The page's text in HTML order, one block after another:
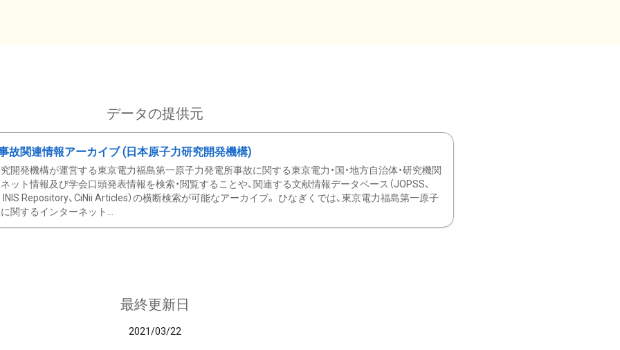
データの提供元
故関連情報アーカイブ (日本原子力研究開発機構)
開発機構が運営する東京電力福島第一原子力発電所事故に関する東京電力・国・地方自治体・研究機関
ット情報及び学会口頭発表情報を検索・閲覧することや、関連する文献情報データベース（JOPSS、
INIS Repository、CiNii Articles）の横断検索が可能なアーカイブ。 ひなぎくでは、東京電力福島第一原子
関するインターネット...
最終更新日
2021/03/22